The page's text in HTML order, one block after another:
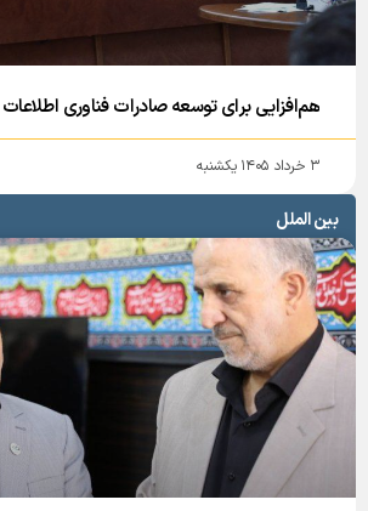
۳ خرداد ۱۴۰۵ یکشنبه
بین الملل